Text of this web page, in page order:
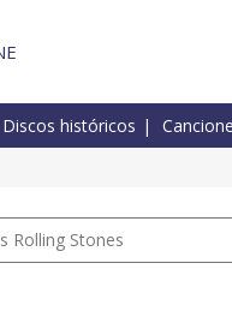
Discos históricos
Rolling Stones